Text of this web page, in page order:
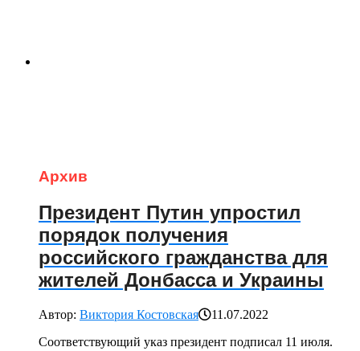
Архив
Президент Путин упростил
порядок получения
российского гражданства для
жителей Донбасса и Украины
Автор: Виктория Костовская
11.07.2022
Соответствующий указ президент подписал 11 июля.